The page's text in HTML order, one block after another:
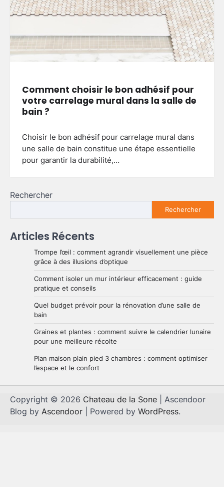
Comment choisir le bon adhésif pour
votre carrelage mural dans la salle de
bain ?
Choisir le bon adhésif pour carrelage mural dans
une salle de bain constitue une étape essentielle
pour garantir la durabilité,…
Rechercher
Rechercher
Articles Récents
Trompe l’œil : comment agrandir visuellement une pièce
grâce à des illusions d’optique
Comment isoler un mur intérieur efficacement : guide
pratique et conseils
Quel budget prévoir pour la rénovation d’une salle de
bain
Graines et plantes : comment suivre le calendrier lunaire
pour une meilleure récolte
Plan maison plain pied 3 chambres : comment optimiser
l’espace et le confort
Copyright © 2026 Chateau de la Sone | Ascendoor
Blog by Ascendoor | Powered by WordPress.